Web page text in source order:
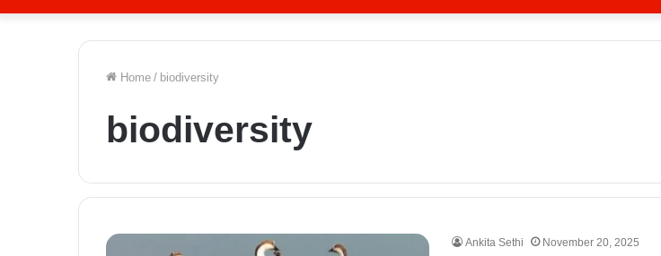
Home / biodiversity
biodiversity
Ankita Sethi November 20, 2025